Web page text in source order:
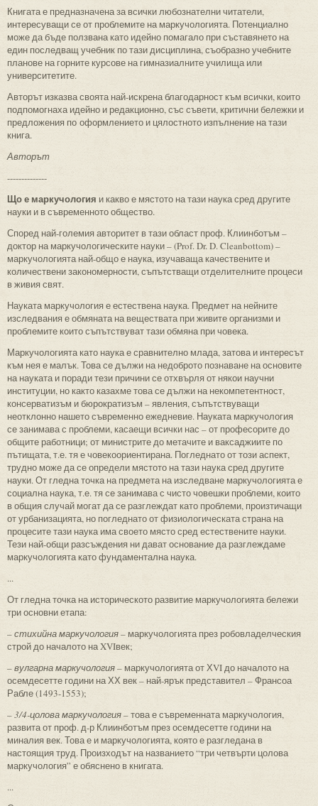
Книгата е предназначена за всички любознателни читатели,
интересуващи се от проблемите на маркучологията. Потенциално
може да бъде ползвана като идейно помагало при съставянето на
един последващ учебник по тази дисциплина, съобразно учебните
планове на горните курсове на гимназиалните училища или
университетите.
Авторът изказва своята най-искрена благодарност към всички, които
подпомогнаха идейно и редакционно, със съвети, критични бележки и
предложения по оформлението и цялостното изпълнение на тази
книга.
Авторът
--------------
Що е маркучология и какво е мястото на тази наука сред другите
науки и в съвременното общество.
Според най-големия авторитет в тази област проф. Клиинботъм –
доктор на маркучологическите науки – (Prof. Dr. D. Cleanbottom) –
маркучологията най-общо е наука, изучаваща качествените и
количествени закономерности, съпътстващи отделителните процеси
в живия свят.
Науката маркучология е естествена наука. Предмет на нейните
изследвания е обмяната на веществата при живите организми и
проблемите които съпътствуват тази обмяна при човека.
Маркучологията като наука е сравнително млада, затова и интересът
към нея е малък. Това се дължи на недоброто познаване на основите
на науката и поради тези причини се отхвърля от някои научни
институции, но както казахме това се дължи на некомпетентност,
консерватизъм и бюрократизъм – явления, съпътствуващи
неотклонно нашето съвременно ежедневие. Науката маркучология
се занимава с проблеми, касаещи всички нас – от професорите до
общите работници; от министрите до метачите и ваксаджиите по
пътищата, т.е. тя е човекоориентирана. Погледнато от този аспект,
трудно може да се определи мястото на тази наука сред другите
науки. От гледна точка на предмета на изследване маркучологията е
социална наука, т.е. тя се занимава с чисто човешки проблеми, които
в общия случай могат да се разглеждат като проблеми, произтичащи
от урбанизацията, но погледнато от физиологическата страна на
процесите тази наука има своето място сред естествените науки.
Тези най-общи разсъждения ни дават основание да разглеждаме
маркучологията като фундаментална наука.
...
От гледна точка на историческото развитие маркучологията бележи
три основни етапа:
–стихийна маркучология– маркучологията през робовладелческия
строй до началото на XVIвек;
–вулгарна маркучология– маркучологията от ХVI до началото на
осемдесетте години на ХХ век – най-ярък представител – Франсоа
Рабле (1493-1553);
– 3/4-цолова маркучология– това е съвременната маркучология,
развита от проф. д-р Клиинботъм през осемдесетте години на
миналия век. Това е и маркучологията, която е разгледана в
настоящия труд. Произходът на названието “три четвърти цолова
маркучология” е обяснено в книгата.
...